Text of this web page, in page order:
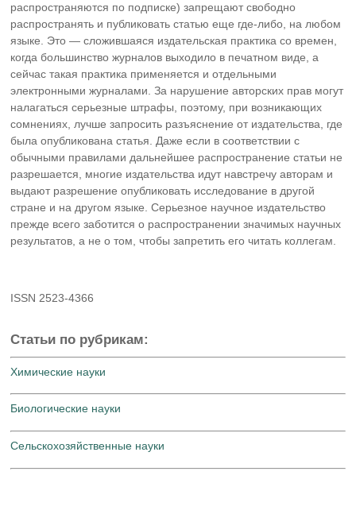
распространяются по подписке) запрещают свободно
распространять и публиковать статью еще где-либо, на любом
языке. Это — сложившаяся издательская практика со времен,
когда большинство журналов выходило в печатном виде, а
сейчас такая практика применяется и отдельными
электронными журналами. За нарушение авторских прав могут
налагаться серьезные штрафы, поэтому, при возникающих
сомнениях, лучше запросить разъяснение от издательства, где
была опубликована статья. Даже если в соответствии с
обычными правилами дальнейшее распространение статьи не
разрешается, многие издательства идут навстречу авторам и
выдают разрешение опубликовать исследование в другой
стране и на другом языке. Серьезное научное издательство
прежде всего заботится о распространении значимых научных
результатов, а не о том, чтобы запретить его читать коллегам.
ISSN 2523-4366
Статьи по рубрикам:
Химические науки
Биологические науки
Сельскохозяйственные науки